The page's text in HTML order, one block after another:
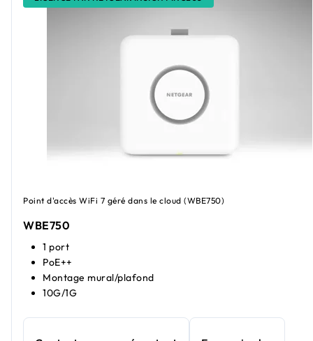
Point d'accès WiFi 7 géré dans le cloud (WBE750)
WBE750
1 port
PoE++
Montage mural/plafond
10G/1G